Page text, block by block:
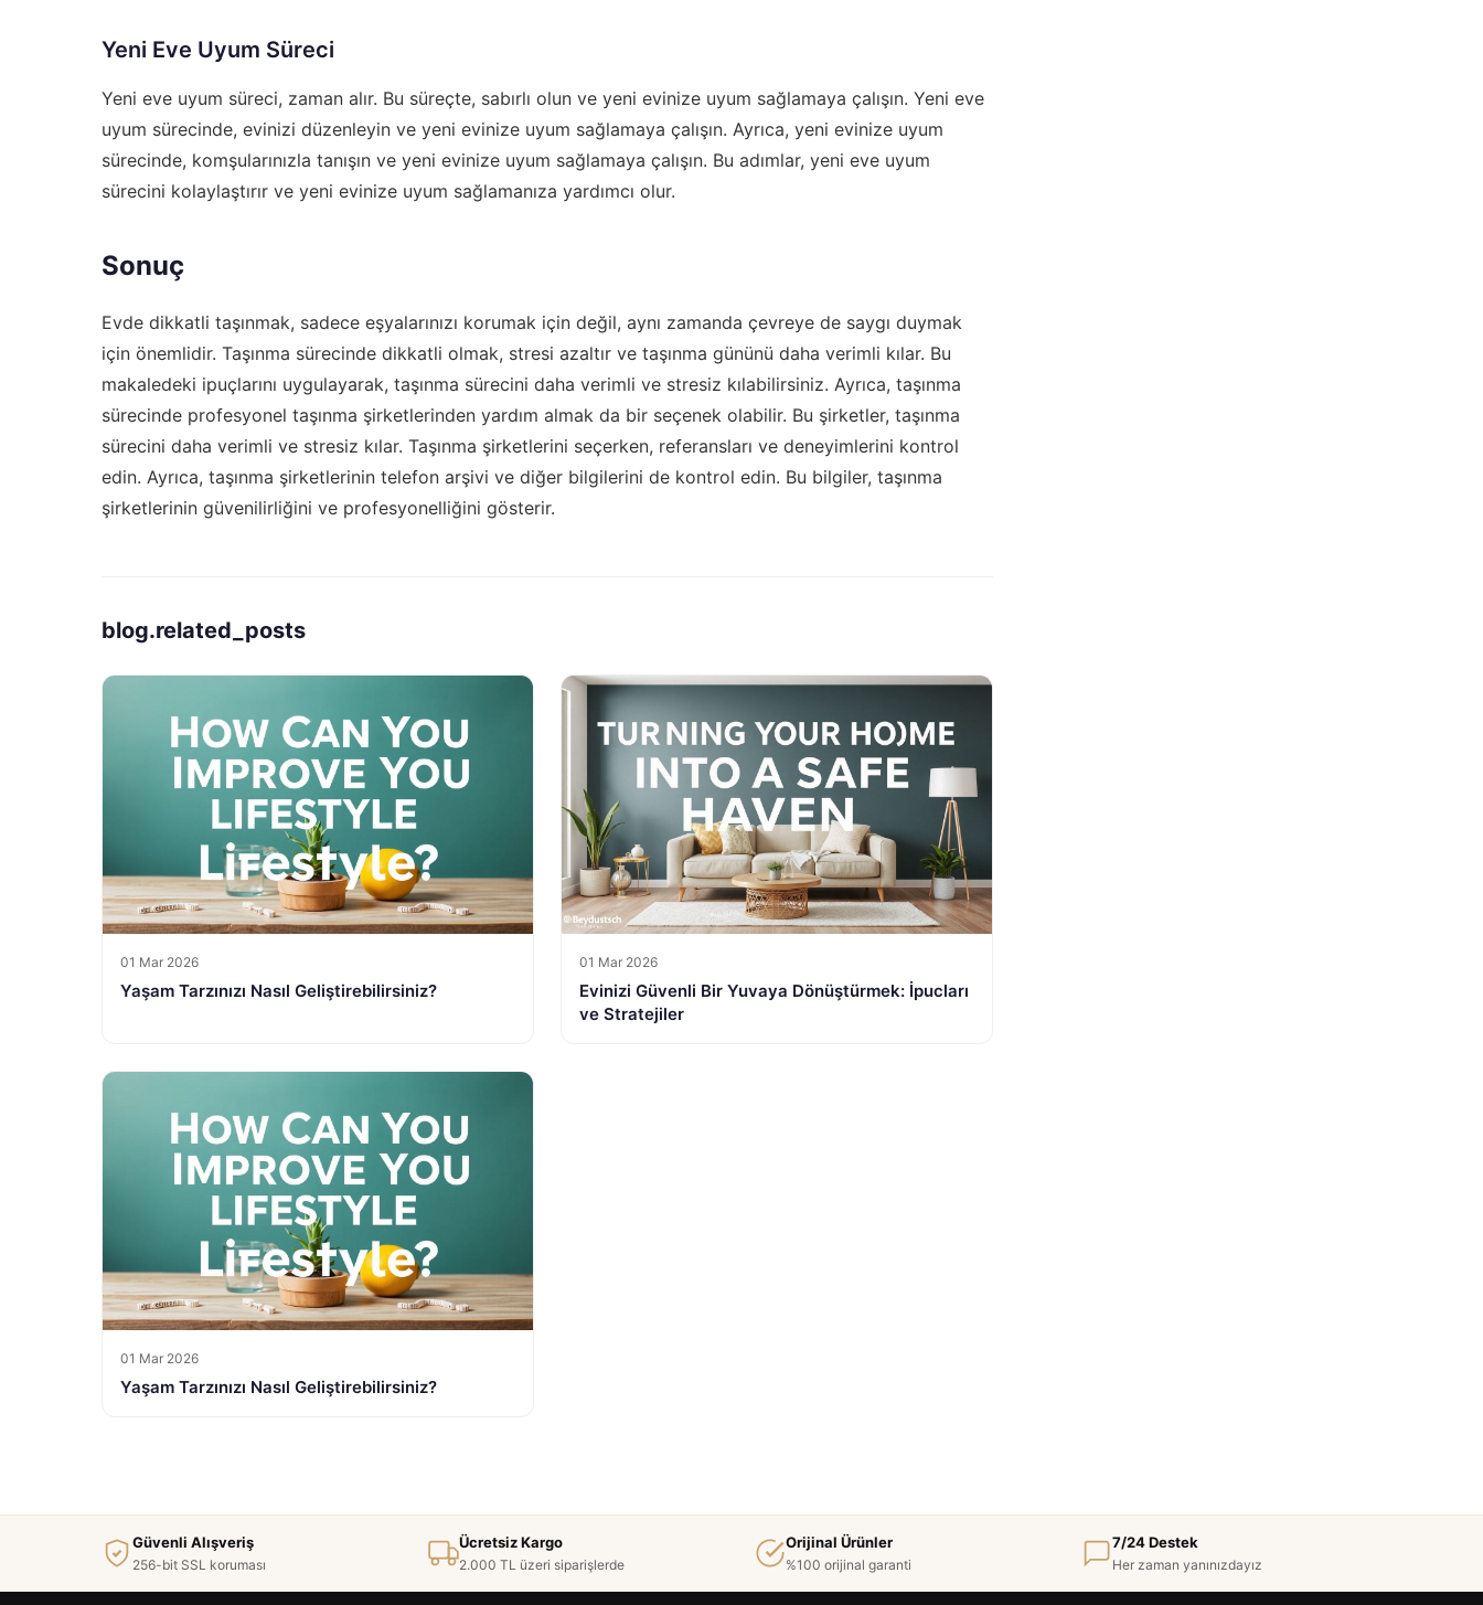
Yeni Eve Uyum Süreci
Yeni eve uyum süreci, zaman alır. Bu süreçte, sabırlı olun ve yeni evinize uyum sağlamaya çalışın. Yeni eve
uyum sürecinde, evinizi düzenleyin ve yeni evinize uyum sağlamaya çalışın. Ayrıca, yeni evinize uyum
sürecinde, komşularınızla tanışın ve yeni evinize uyum sağlamaya çalışın. Bu adımlar, yeni eve uyum
sürecini kolaylaştırır ve yeni evinize uyum sağlamanıza yardımcı olur.
Sonuç
Evde dikkatli taşınmak, sadece eşyalarınızı korumak için değil, aynı zamanda çevreye de saygı duymak
için önemlidir. Taşınma sürecinde dikkatli olmak, stresi azaltır ve taşınma gününü daha verimli kılar. Bu
makaledeki ipuçlarını uygulayarak, taşınma sürecini daha verimli ve stresiz kılabilirsiniz. Ayrıca, taşınma
sürecinde profesyonel taşınma şirketlerinden yardım almak da bir seçenek olabilir. Bu şirketler, taşınma
sürecini daha verimli ve stresiz kılar. Taşınma şirketlerini seçerken, referansları ve deneyimlerini kontrol
edin. Ayrıca, taşınma şirketlerinin telefon arşivi ve diğer bilgilerini de kontrol edin. Bu bilgiler, taşınma
şirketlerinin güvenilirliğini ve profesyonelliğini gösterir.
blog.related_posts
01 Mar 2026
Yaşam Tarzınızı Nasıl Geliştirebilirsiniz?
01 Mar 2026
Evinizi Güvenli Bir Yuvaya Dönüştürmek: İpucları
ve Stratejiler
01 Mar 2026
Yaşam Tarzınızı Nasıl Geliştirebilirsiniz?
Güvenli Alışveriş
256-bit SSL koruması
Ücretsiz Kargo
2.000 TL üzeri siparişlerde
Orijinal Ürünler
%100 orijinal garanti
7/24 Destek
Her zaman yanınızdayız